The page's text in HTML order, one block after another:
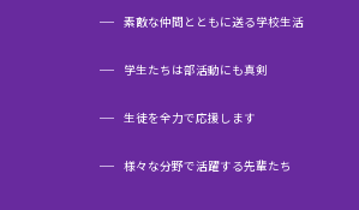
素敵な仲間とともに送る学校生活
学生たちは部活動にも真剣
生徒を全力で応援します
様々な分野で活躍する先輩たち